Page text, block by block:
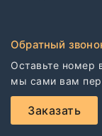
Обратный
Оставьте номер
мы сами вам
Заказать